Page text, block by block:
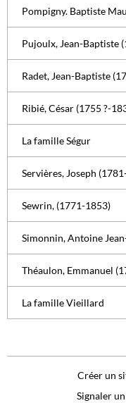
Pompigny. Baptiste
Pujoulx, Jean-Baptiste
Radet, Jean-Baptiste
Ribié, César (1755 ?-
La famille Ségur
Servières, Joseph
Sewrin, (1771-1853)
Simonnin, Antoine
Théaulon, Emmanuel
La famille Vieillard
Créer un
Signaler